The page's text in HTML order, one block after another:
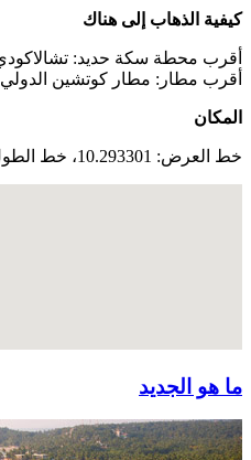
كيفية الذهاب إلى هناك
أقرب محطة سكة حديد: تشالاكودي،
أقرب مطار: مطار كوتشين الدولي، ويقع
المكان
خط العرض: 10.293301، خط الطول: 76.565723
ما هو الجديد